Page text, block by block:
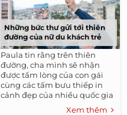
Những bức thư gửi tới thiên
đường của nữ du khách trẻ
Paula tin rằng trên thiên
đường, cha mình sẽ nhận
được tấm lòng của con gái
cùng các tấm bưu thiếp in
cảnh đẹp của nhiều quốc gia
trên thế giới mà cô và bạn bè
Xem thêm